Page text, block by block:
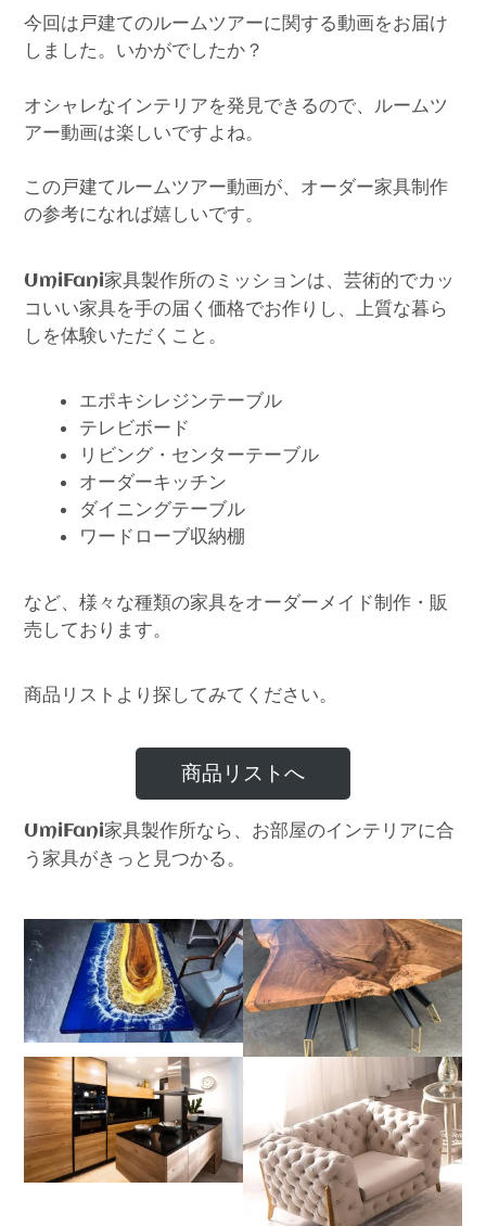
今回は戸建てのルームツアーに関する動画をお届け
しました。いかがでしたか？
オシャレなインテリアを発見できるので、ルームツ
アー動画は楽しいですよね。
この戸建てルームツアー動画が、オーダー家具制作
の参考になれば嬉しいです。
UmiFani家具製作所のミッションは、芸術的でカッ
コいい家具を手の届く価格でお作りし、上質な暮ら
しを体験いただくこと。
エポキシレジンテーブル
テレビボード
リビング・センターテーブル
オーダーキッチン
ダイニングテーブル
ワードローブ収納棚
など、様々な種類の家具をオーダーメイド制作・販
売しております。
商品リストより探してみてください。
商品リストへ
UmiFani家具製作所なら、お部屋のインテリアに合
う家具がきっと見つかる。